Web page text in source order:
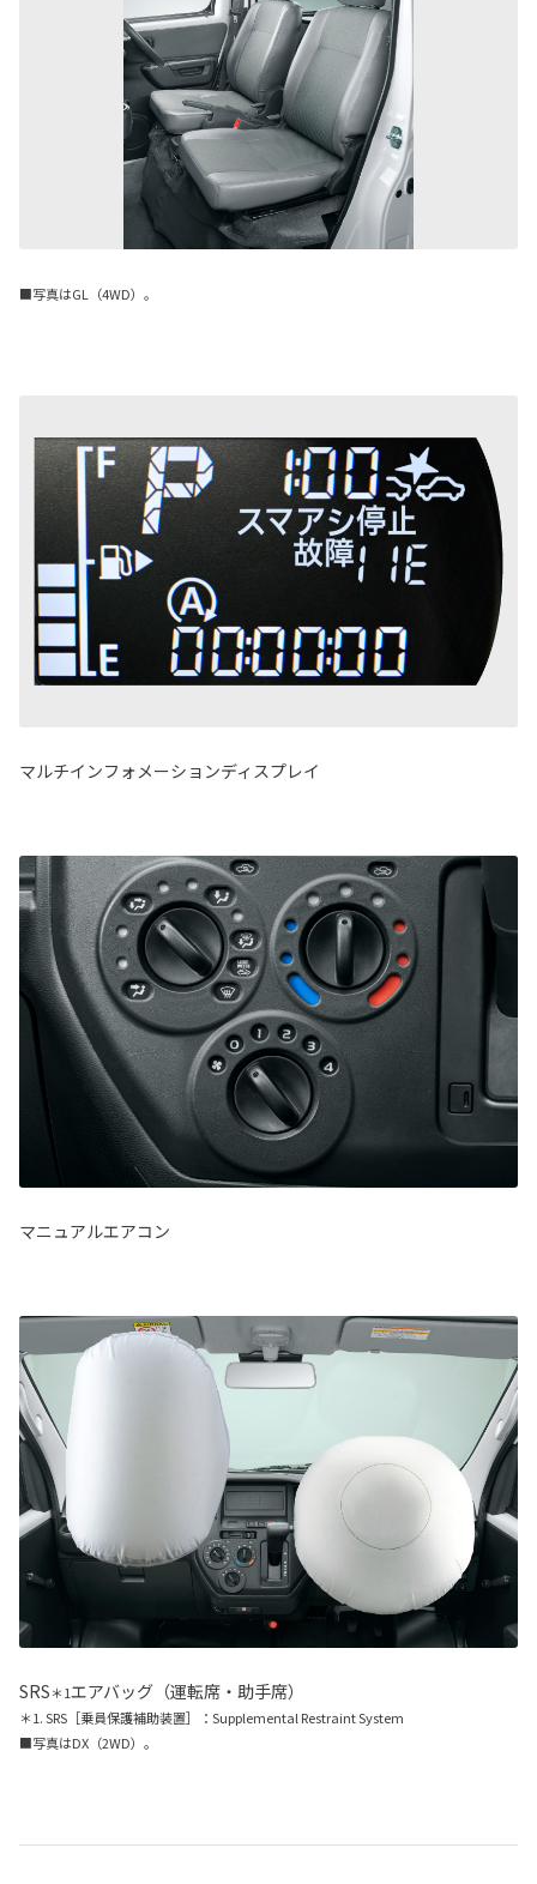
■写真はGL（4WD）。
マルチインフォメーションディスプレイ
マニュアルエアコン
SRS＊1エアバッグ（運転席・助手席）
＊1. SRS［乗員保護補助装置］：Supplemental Restraint System
■写真はDX（2WD）。